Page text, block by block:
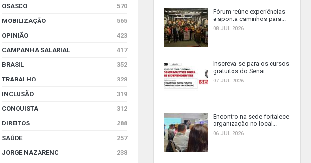
OSASCO
570
MOBILIZAÇÃO
565
OPINIÃO
423
CAMPANHA SALARIAL
417
BRASIL
352
TRABALHO
328
INCLUSÃO
319
CONQUISTA
312
DIREITOS
288
SAÚDE
257
JORGE NAZARENO
238
Fórum reúne experiências
e aponta caminhos para...
08 JUL 2026
Inscreva-se para os cursos
gratuitos do Senai...
07 JUL 2026
Encontro na sede fortalece
organização no local...
06 JUL 2026